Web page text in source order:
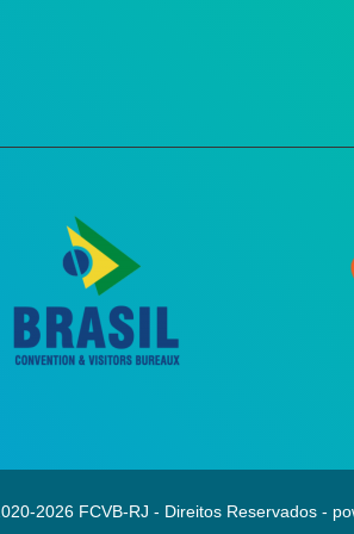
2026 FCVB-RJ - Direitos Reservados -